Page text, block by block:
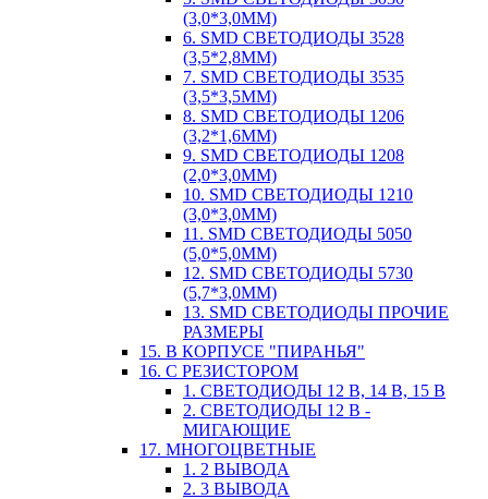
(3,0*3,0ММ)
6. SMD СВЕТОДИОДЫ 3528
(3,5*2,8ММ)
7. SMD СВЕТОДИОДЫ 3535
(3,5*3,5ММ)
8. SMD СВЕТОДИОДЫ 1206
(3,2*1,6ММ)
9. SMD СВЕТОДИОДЫ 1208
(2,0*3,0ММ)
10. SMD СВЕТОДИОДЫ 1210
(3,0*3,0ММ)
11. SMD СВЕТОДИОДЫ 5050
(5,0*5,0ММ)
12. SMD СВЕТОДИОДЫ 5730
(5,7*3,0ММ)
13. SMD СВЕТОДИОДЫ ПРОЧИЕ
РАЗМЕРЫ
15. В КОРПУСЕ "ПИРАНЬЯ"
16. С РЕЗИСТОРОМ
1. СВЕТОДИОДЫ 12 В, 14 В, 15 В
2. СВЕТОДИОДЫ 12 В -
МИГАЮЩИЕ
17. МНОГОЦВЕТНЫЕ
1. 2 ВЫВОДА
2. 3 ВЫВОДА